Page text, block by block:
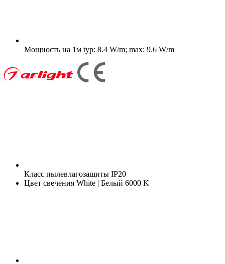
Мощность на 1м typ: 8.4 W/m; max: 9.6 W/m
Класс пылевлагозащиты IP20
Цвет свечения White | Белый 6000 K